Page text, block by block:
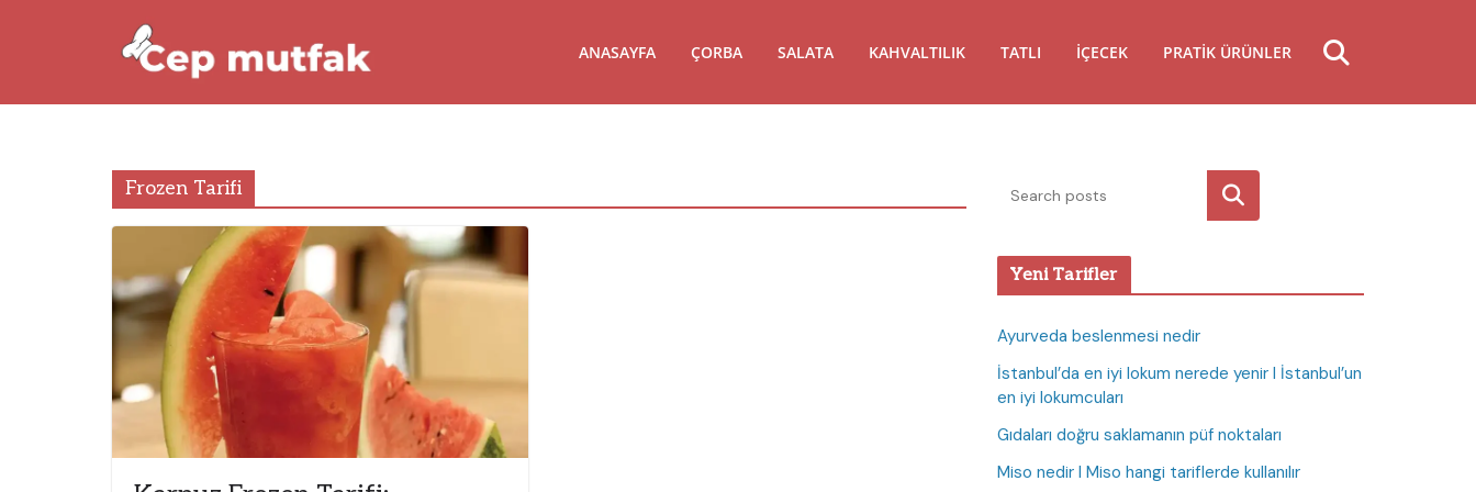
ANASAYFA ÇORBA SALATA KAHVALTILIK TATLI İÇECEK PRATIK ÜRÜNLER
Frozen Tarifi Ara
Yeni Tarifler
Ayurveda beslenmesi nedir
İstanbul’da en iyi lokum nerede yenir I İstanbul’un
en iyi lokumcuları
Gıdaları doğru saklamanın püf noktaları
Miso nedir I Miso hangi tariflerde kullanılır